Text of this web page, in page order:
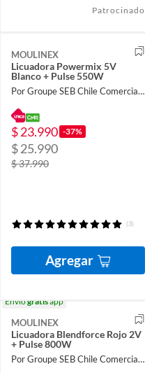
Patrocinado
MOULINEX
Licuadora Powermix 5V
Blanco + Pulse 550W
Por Groupe SEB Chile Comercial Limitada
$ 23.990 -37%
$ 25.990
$ 37.990
(3)
Agregar
Envíogratisapp
MOULINEX
Licuadora Blendforce Rojo 2V
+ Pulse 800W
Por Groupe SEB Chile Comercial Limitada